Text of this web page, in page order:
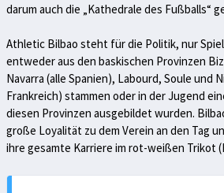
darum auch die „Kathedrale des Fußballs“
Athletic Bilbao steht für die Politik, nur
entweder aus den baskischen Provinzen
Navarra (alle Spanien), Labourd, Soule und
Frankreich) stammen oder in der Jugend
diesen Provinzen ausgebildet wurden.
große Loyalität zu dem Verein an den Tag
ihre gesamte Karriere im rot-weißen Trikot